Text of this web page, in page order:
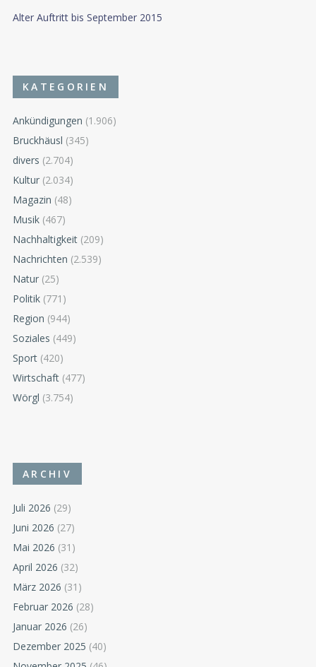
Alter Auftritt bis September 2015
KATEGORIEN
Ankündigungen (1.906)
Bruckhäusl (345)
divers (2.704)
Kultur (2.034)
Magazin (48)
Musik (467)
Nachhaltigkeit (209)
Nachrichten (2.539)
Natur (25)
Politik (771)
Region (944)
Soziales (449)
Sport (420)
Wirtschaft (477)
Wörgl (3.754)
ARCHIV
Juli 2026 (29)
Juni 2026 (27)
Mai 2026 (31)
April 2026 (32)
März 2026 (31)
Februar 2026 (28)
Januar 2026 (26)
Dezember 2025 (40)